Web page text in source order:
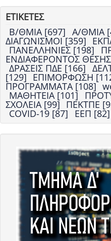
ΕΤΙΚΕΤΕΣ
Β/ΘΜΙΑ [697] Α/ΘΜΙΑ
ΔΙΑΓΩΝΙΣΜΟΙ [359]
ΠΑΝΕΛΛΗΝΙΕΣ [198]
ΕΝΔΙΑΦΕΡΟΝΤΟΣ
ΔΡΑΣΕΙΣ ΠΔΕ [166]
[129] ΕΠΙΜΟΡΦΩΣΗ
ΠΡΟΓΡΑΜΜΑΤΑ [108]
ΜΑΘΗΤΕΙΑ [101]
ΣΧΟΛΕΙΑ [99] ΠΕΚΤΠΕ
COVID-19 [87] ΕΕΠ [82]